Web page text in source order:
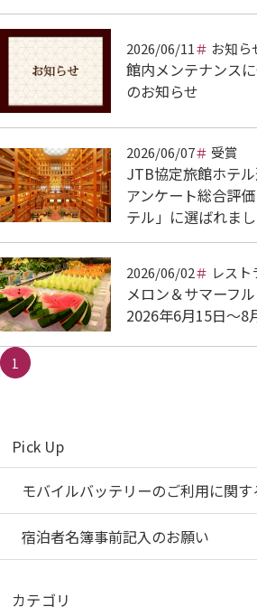
2026/06/11 お知ら
館内メンテナンス
のお知らせ
2026/06/07 受賞
JTB協定旅館ホテ
アンケート総合評
テル」に選ばれま
2026/06/02 レスト
メロン＆サマーフ
2026年6月15日～8
1
Pick Up
モバイルバッテリーのご利用に関す
宿泊者名簿事前記入のお願い
カテゴリ